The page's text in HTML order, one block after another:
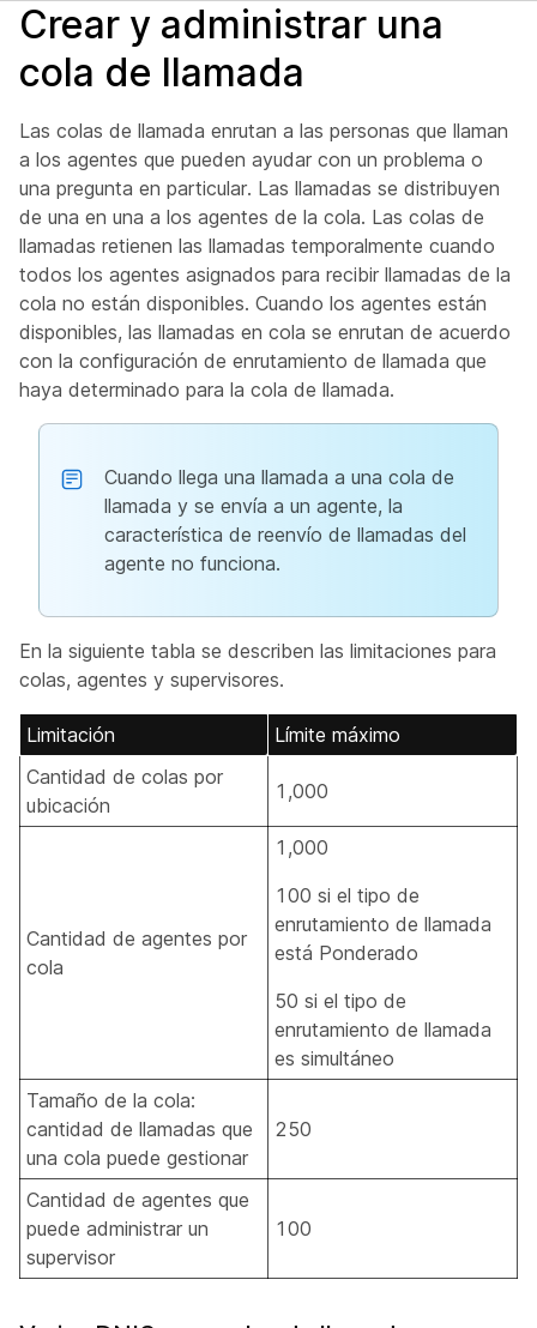
Crear y administrar una
cola de llamada
Las colas de llamada enrutan a las personas que llaman
a los agentes que pueden ayudar con un problema o
una pregunta en particular. Las llamadas se distribuyen
de una en una a los agentes de la cola. Las colas de
llamadas retienen las llamadas temporalmente cuando
todos los agentes asignados para recibir llamadas de la
cola no están disponibles. Cuando los agentes están
disponibles, las llamadas en cola se enrutan de acuerdo
con la configuración de enrutamiento de llamada que
haya determinado para la cola de llamada.
Cuando llega una llamada a una cola de
llamada y se envía a un agente, la
característica de reenvío de llamadas del
agente no funciona.
En la siguiente tabla se describen las limitaciones para
colas, agentes y supervisores.
Limitación
Límite máximo
Cantidad de colas por
ubicación
1,000
Cantidad de agentes por
cola
1,000
100 si el tipo de
enrutamiento de llamada
está Ponderado
50 si el tipo de
enrutamiento de llamada
es simultáneo
Tamaño de la cola:
cantidad de llamadas que
una cola puede gestionar
250
Cantidad de agentes que
puede administrar un
supervisor
100